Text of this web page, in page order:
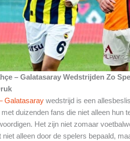
– Galatasaray Wedstrijden Zo
Galatasaray wedstrijd is een
duizenden fans die niet alleen hun
Het zijn niet zomaar
niet alleen door de spelers bepaald,